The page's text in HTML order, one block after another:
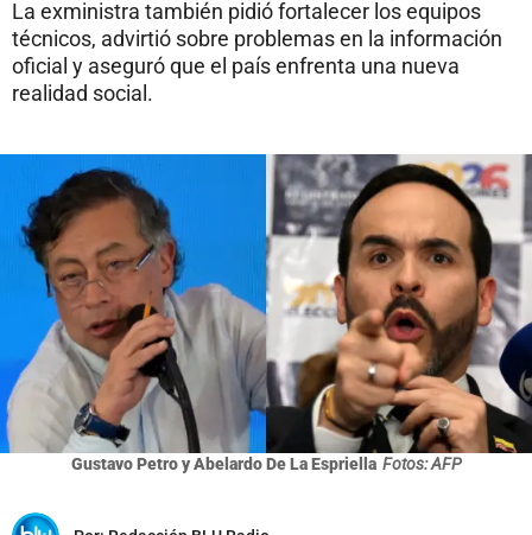
La exministra también pidió fortalecer los equipos
técnicos, advirtió sobre problemas en la información
oficial y aseguró que el país enfrenta una nueva
realidad social.
Gustavo Petro y Abelardo De La Espriella Fotos: AFP